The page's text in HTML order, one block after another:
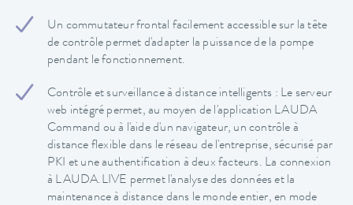
Un commutateur frontal facilement accessible sur la tête
de contrôle permet d'adapter la puissance de la pompe
pendant le fonctionnement.
Contrôle et surveillance à distance intelligents : Le serveur
web intégré permet, au moyen de l'application LAUDA
Command ou à l'aide d'un navigateur, un contrôle à
distance flexible dans le réseau de l'entreprise, sécurisé par
PKI et une authentification à deux facteurs. La connexion
à LAUDA.LIVE permet l'analyse des données et la
maintenance à distance dans le monde entier, en mode